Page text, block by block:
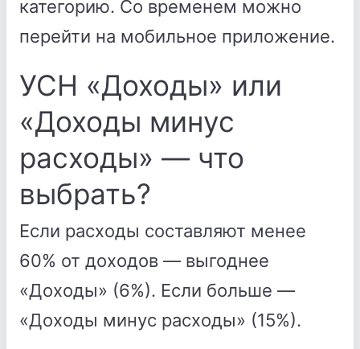
категорию. Со временем можно
перейти на мобильное приложение.
УСН «Доходы» или
«Доходы минус
расходы» — что
выбрать?
Если расходы составляют менее
60% от доходов — выгоднее
«Доходы» (6%). Если больше —
«Доходы минус расходы» (15%).